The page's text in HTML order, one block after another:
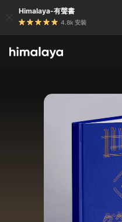
Himalaya-有聲書
4.8k 安裝